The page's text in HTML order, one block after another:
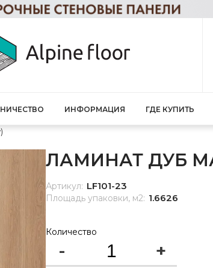
ИНФОРМАЦИЯ ГДЕ КУПИТЬ
ЛАМИНАТ ДУБ
Артикул: LF101-23
Площадь упаковки, м2: 1.6626
Количество
- +